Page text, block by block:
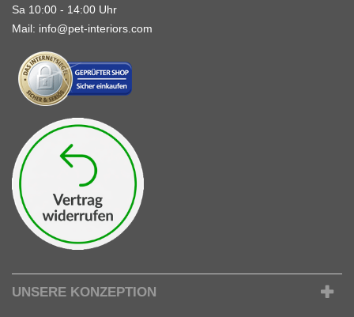
Sa 10:00 - 14:00 Uhr
Mail: info@pet-interiors.com
UNSERE KONZEPTION